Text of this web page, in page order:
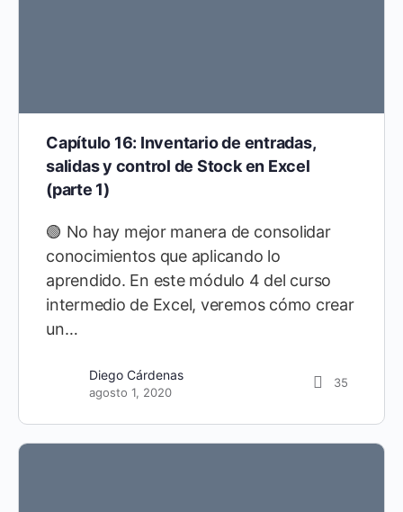
Capítulo 16: Inventario de entradas,
salidas y control de Stock en Excel
(parte 1)
🟢 No hay mejor manera de consolidar
conocimientos que aplicando lo
aprendido. En este módulo 4 del curso
intermedio de Excel, veremos cómo crear
un…
Diego Cárdenas
agosto 1, 2020
35